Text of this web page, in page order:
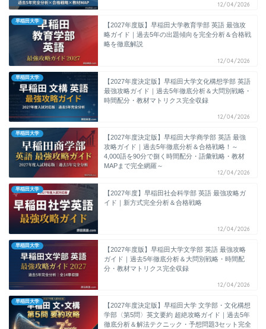
12/04/2026
早稲田大学
【2027年度版】早稲田大学教育学部 英語 最強攻
略ガイド｜過去5年の出題傾向を完全分析＆合格戦
略を徹底解説
12/04/2026
早稲田大学
【2027年度決定版】早稲田大学文化構想学部 英語
最強攻略ガイド｜過去5年徹底分析＆大問別戦略・
時間配分・教材マトリクス完全収録
12/04/2026
早稲田大学
【2027年度決定版】早稲田大学商学部 英語 最強
攻略ガイド｜過去5年徹底分析＆合格戦略！～
4,000語を90分で捌く時間配分・語彙戦略・教材
MAPまで完全網羅～
12/04/2026
早稲田大学
【2027年度】早稲田社会科学部 英語 最強攻略ガ
イド｜新方式完全分析＆合格戦略
12/04/2026
早稲田大学
【2027年度版】早稲田大学文学部 英語 最強攻略
ガイド｜過去5年徹底分析＆大問別戦略・時間配
分・教材マトリクス完全収録
12/04/2026
早稲田大学
【2027年度決定版】早稲田大学 文学部・文化構想
学部〈第5問〉英文要約 超絶攻略ガイド｜過去5年
徹底分析＆解法テクニック・予想問題3セット完全